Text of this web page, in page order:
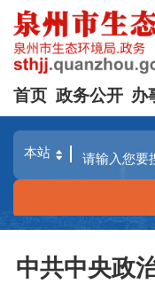
首页 政务公开 办
中共中央政